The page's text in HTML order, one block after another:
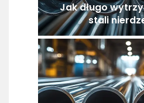
Jak długo
stali